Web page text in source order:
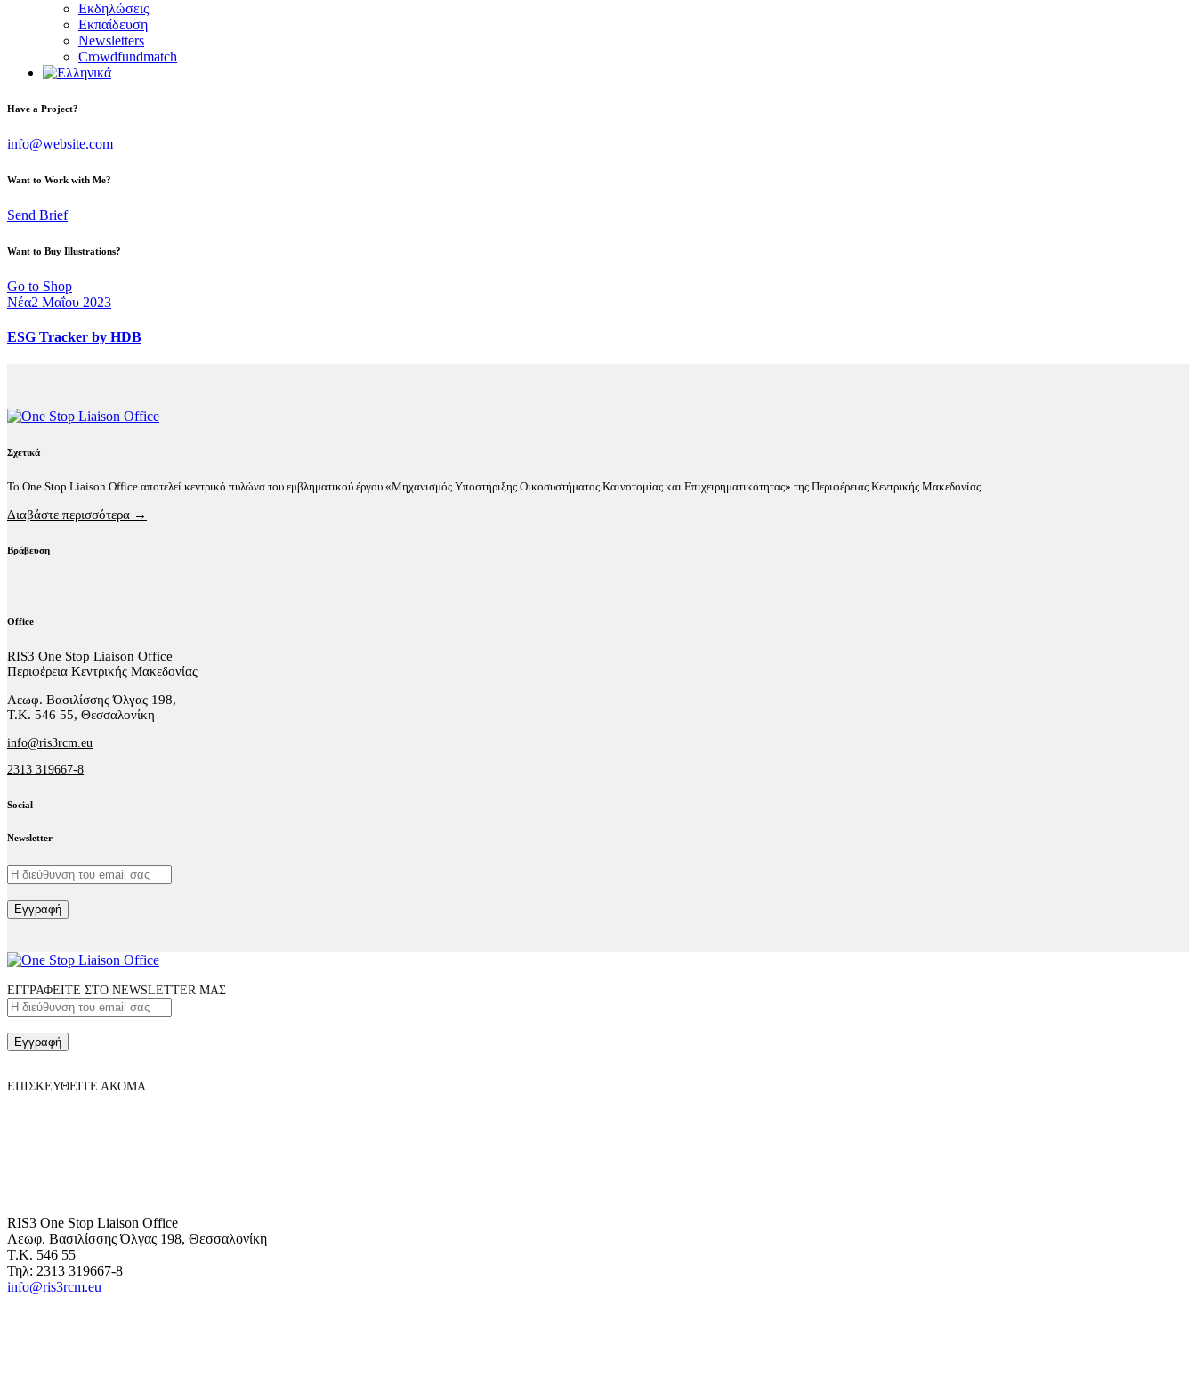
Εκδηλώσεις
Εκπαίδευση
Newsletters
Crowdfundmatch
facebook-
linkedin
twitter-
Have a Project?
info@website.com
Want to Work with Me?
Send Brief
Want to Buy Illustrations?
Go to Shop
Νέα2 Μαΐου 2023
ESG Tracker by HDB
Σχετικά
Το One Stop Liaison Office αποτελεί κεντρικό πυλώνα του εμβληματικού έργου «Μηχανισμός Υποστήριξης Οικοσυστήματος Καινοτομίας και Επιχειρηματικότητας» της Περιφέρειας Κεντρικής Μακεδονίας.
Διαβάστε περισσότερα →
Βράβευση
Office
RIS3 One Stop Liaison Office
Περιφέρεια Κεντρικής Μακεδονίας
Λεωφ. Βασιλίσσης Όλγας 198,
Τ.Κ. 546 55, Θεσσαλονίκη
info@ris3rcm.eu
2313 319667-8
Social
facebook-
linkedin
twitter-
Newsletter
Εγγραφή
ΕΓΓΡΑΦΕΙΤΕ ΣΤΟ NEWSLETTER ΜΑΣ
Εγγραφή
ΕΠΙΣΚΕΥΘΕΙΤΕ ΑΚΟΜΑ
RIS3 One Stop Liaison Office
Λεωφ. Βασιλίσσης Όλγας 198, Θεσσαλονίκη
Τ.Κ. 546 55
Τηλ: 2313 319667-8
info@ris3rcm.eu